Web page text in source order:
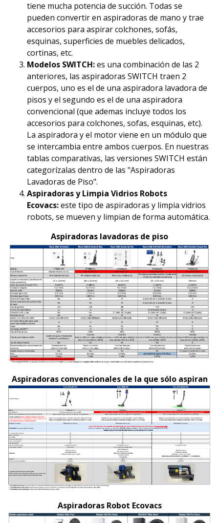
tiene mucha potencia de succión. Todas se
pueden convertir en aspiradoras de mano y trae
accesorios para aspirar colchones, sofás,
esquinas, superficies de muebles delicados,
cortinas, etc.
Modelos SWITCH:es una combinación de las 2
anteriores, las aspiradoras SWITCH traen 2
cuerpos, uno es el de una aspiradora lavadora de
pisos y el segundo es el de una aspiradora
convencional (que ademas incluye todos los
accesorios para colchones, sofas, esquinas, etc).
La aspiradora y el motor viene en un módulo que
se intercambia entre ambos cuerpos. En nuestras
tablas comparativas, las versiones SWITCH están
categorízalas dentro de las "Aspiradoras
Lavadoras de Piso".
Aspiradoras y Limpia Vidrios Robots
Ecovacs:este tipo de aspiradoras y limpia vidrios
robots, se mueven y limpian de forma automática.
Aspiradoras lavadoras de piso
Aspiradoras convencionales de la que sólo aspiran
Aspiradoras Robot Ecovacs